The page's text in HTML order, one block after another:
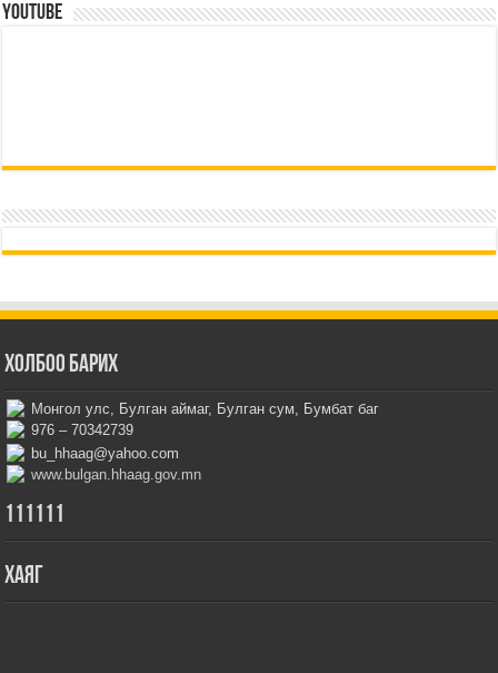
YouTube
Холбоо барих
Монгол улс, Булган аймаг, Булган сум, Бумбат баг
976 – 70342739
bu_hhaag@yahoo.com
www.bulgan.hhaag.gov.mn
111111
Хаяг